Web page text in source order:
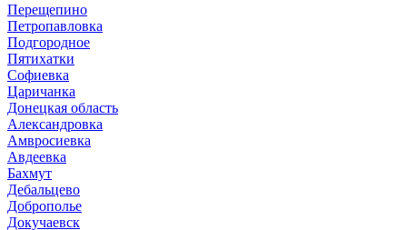
Перещепино
Петропавловка
Подгородное
Пятихатки
Софиевка
Царичанка
Донецкая область
Александровка
Амвросиевка
Авдеевка
Бахмут
Дебальцево
Доброполье
Докучаевск